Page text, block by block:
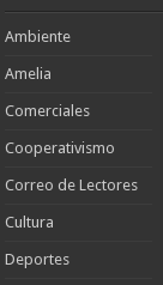
Ambiente
Amelia
Comerciales
Cooperativismo
Correo de Lectores
Cultura
Deportes